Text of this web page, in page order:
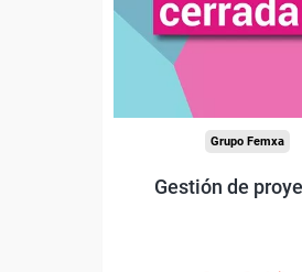
Grupo Femxa
Gestión de